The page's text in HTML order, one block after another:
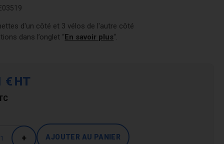
d'un côté et 3 vélos de l'autre côté
dans l’onglet “ En savoir plus“.
€ HT
+